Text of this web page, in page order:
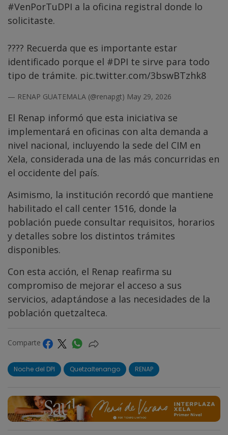
#VenPorTuDPI a la oficina registral donde lo
solicitaste.
???? Recuerda que es importante estar
identificado porque el #DPI te sirve para todo
tipo de trámite. pic.twitter.com/3bswBTzhk8
— RENAP GUATEMALA (@renapgt) May 29, 2026
El Renap informó que esta iniciativa se
implementará en oficinas con alta demanda a
nivel nacional, incluyendo la sede del CIM en
Xela, considerada una de las más concurridas en
el occidente del país.
Asimismo, la institución recordó que mantiene
habilitado el call center 1516, donde la
población puede consultar requisitos, horarios
y detalles sobre los distintos trámites
disponibles.
Con esta acción, el Renap reafirma su
compromiso de mejorar el acceso a sus
servicios, adaptándose a las necesidades de la
población quetzalteca.
Comparte
Noche del DPI Quetzaltenango RENAP